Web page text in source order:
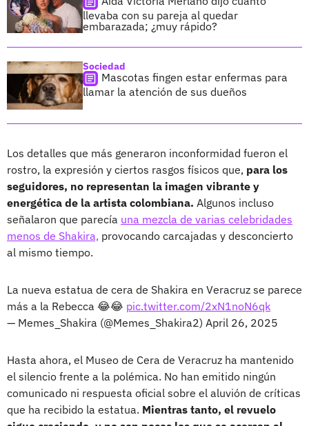
llevaba con su pareja al quedar
embarazada; ¿muy rápido?
Sociedad
Mascotas fingen estar enfermas para
llamar la atención de sus dueños
Los detalles que más generaron inconformidad fueron el
rostro, la expresión y ciertos rasgos físicos que, para los
seguidores, no representan la imagen vibrante y
energética de la artista colombiana. Algunos incluso
señalaron que parecía una mezcla de varias celebridades
menos de Shakira, provocando carcajadas y desconcierto
al mismo tiempo.
La nueva estatua de cera de Shakira en Veracruz se parece
más a la Rebecca 😂😂 pic.twitter.com/2xN1noN6qk
— Memes_Shakira (@Memes_Shakira2) April 26, 2025
Hasta ahora, el Museo de Cera de Veracruz ha mantenido
el silencio frente a la polémica. No han emitido ningún
comunicado ni respuesta oficial sobre el aluvión de críticas
que ha recibido la estatua. Mientras tanto, el revuelo